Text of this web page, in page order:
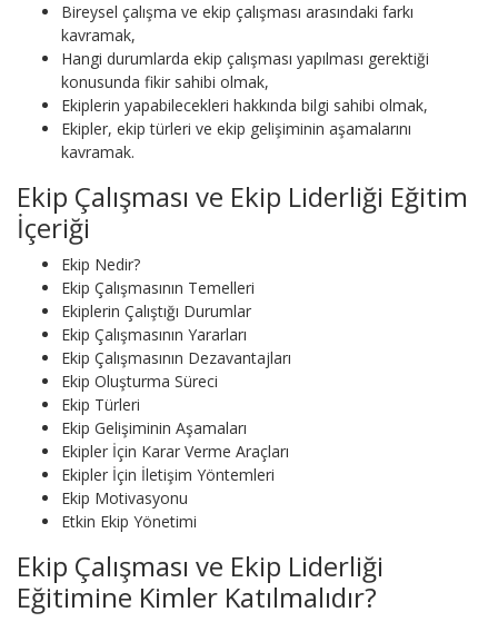
Bireysel çalışma ve ekip çalışması arasındaki farkı
kavramak,
Hangi durumlarda ekip çalışması yapılması gerektiği
konusunda fikir sahibi olmak,
Ekiplerin yapabilecekleri hakkında bilgi sahibi olmak,
Ekipler, ekip türleri ve ekip gelişiminin aşamalarını
kavramak.
Ekip Çalışması ve Ekip Liderliği Eğitim
İçeriği
Ekip Nedir?
Ekip Çalışmasının Temelleri
Ekiplerin Çalıştığı Durumlar
Ekip Çalışmasının Yararları
Ekip Çalışmasının Dezavantajları
Ekip Oluşturma Süreci
Ekip Türleri
Ekip Gelişiminin Aşamaları
Ekipler İçin Karar Verme Araçları
Ekipler İçin İletişim Yöntemleri
Ekip Motivasyonu
Etkin Ekip Yönetimi
Ekip Çalışması ve Ekip Liderliği
Eğitimine Kimler Katılmalıdır?